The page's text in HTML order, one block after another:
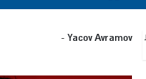
Yacov Avramov
-